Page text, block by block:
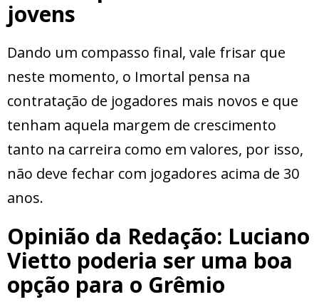
jovens
Dando um compasso final, vale frisar que
neste momento, o Imortal pensa na
contratação de jogadores mais novos e que
tenham aquela margem de crescimento
tanto na carreira como em valores, por isso,
não deve fechar com jogadores acima de 30
anos.
Opinião da Redação: Luciano
Vietto poderia ser uma boa
opção para o Grêmio